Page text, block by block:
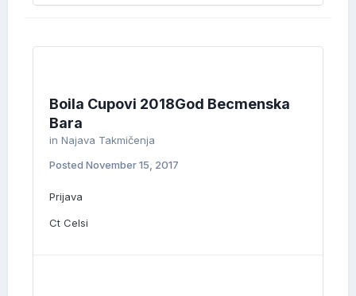
Boila Cupovi 2018God Becmenska
Bara
in Najava Takmičenja
Posted November 15, 2017
Prijava
Ct Celsi